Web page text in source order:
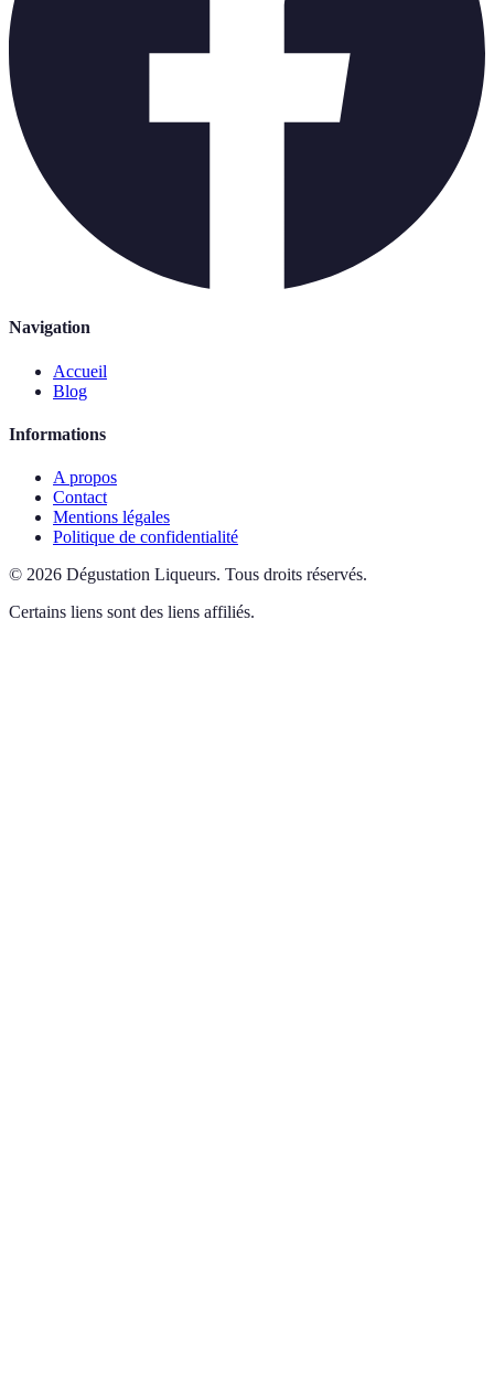
Navigation
Accueil
Blog
Informations
A propos
Contact
Mentions légales
Politique de confidentialité
© 2026 Dégustation Liqueurs. Tous droits réservés.
Certains liens sont des liens affiliés.